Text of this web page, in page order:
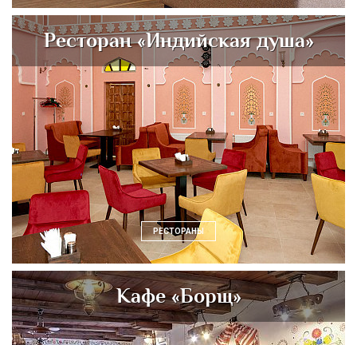
Ресторан «Индийская душа»
РЕСТОРАНЫ
Кафе «Борщ»